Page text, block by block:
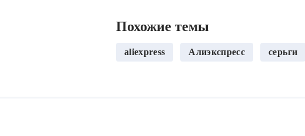
Похожие темы
aliexpress Алиэкспресс серьги